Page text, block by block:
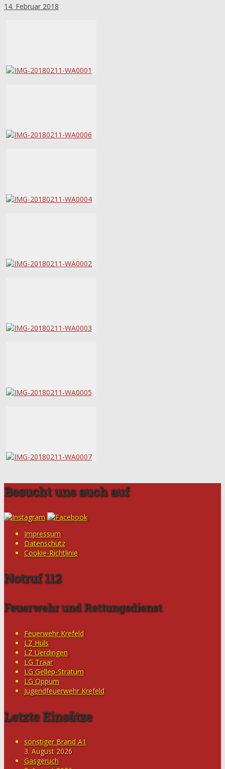
14. Februar 2018
Besucht uns auch auf
Impressum
Datenschutz
Cookie-Richtlinie
Notruf 112
Feuerwehr und Rettungsdienst
Feuerwehr Krefeld
LZ Hüls
LZ Uerdingen
LG Traar
LG Gellep-Stratum
LG Oppum
Jugendfeuerwehr Krefeld
Letzte Einsätze
sonstiger Brand A1
3. August 2026
Gasgeruch